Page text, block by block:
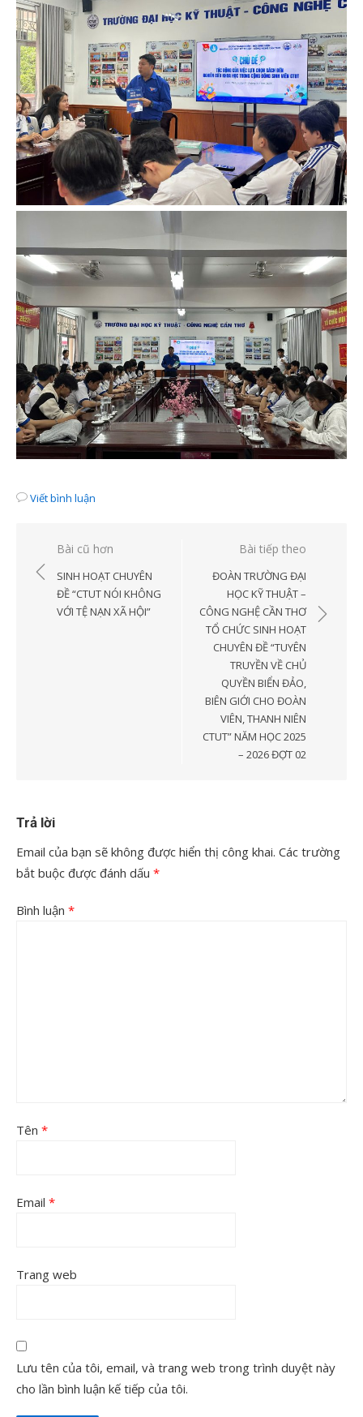
Viết bình luận
Điều
hướng
viết
Bài cũ hơn
SINH HOẠT CHUYÊN
ĐỀ “CTUT NÓI KHÔNG
VỚI TỆ NẠN XÃ HỘI”
Bài tiếp theo
ĐOÀN TRƯỜNG ĐẠI
HỌC KỸ THUẬT –
CÔNG NGHỆ CẦN THƠ
TỔ CHỨC SINH HOẠT
CHUYÊN ĐỀ “TUYÊN
TRUYỀN VỀ CHỦ
QUYỀN BIỂN ĐẢO,
BIÊN GIỚI CHO ĐOÀN
VIÊN, THANH NIÊN
CTUT” NĂM HỌC 2025
– 2026 ĐỢT 02
Trả lời
Email của bạn sẽ không được hiển thị công khai. Các trường
bắt buộc được đánh dấu *
Bình luận *
Tên *
Email *
Trang web
Lưu tên của tôi, email, và trang web trong trình duyệt này
cho lần bình luận kế tiếp của tôi.